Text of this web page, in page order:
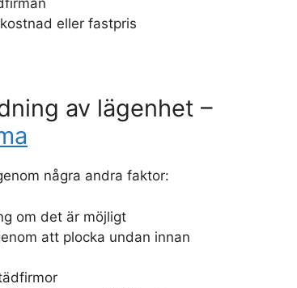
eller fastpris
av lägenhet –
några andra faktor:
om det är möjligt
att plocka undan innan